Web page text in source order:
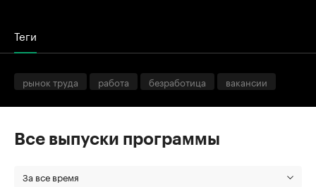
Теги
рынок труда работа безработица вакансии
Все выпуски программы
За все время